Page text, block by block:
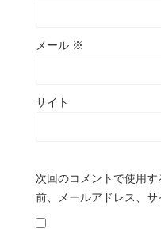
メール ※
サイト
次回のコメントで使用
前、メールアドレス、サ